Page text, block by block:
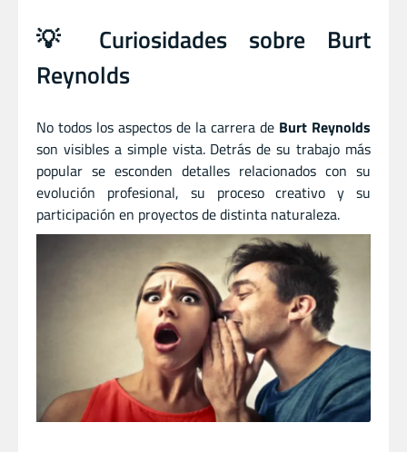
💡 Curiosidades sobre Burt
Reynolds
No todos los aspectos de la carrera de Burt Reynolds
son visibles a simple vista. Detrás de su trabajo más
popular se esconden detalles relacionados con su
evolución profesional, su proceso creativo y su
participación en proyectos de distinta naturaleza.